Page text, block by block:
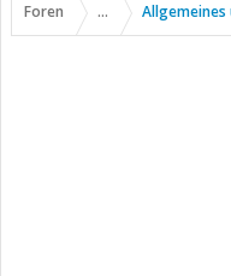
Foren ... Allgemeines